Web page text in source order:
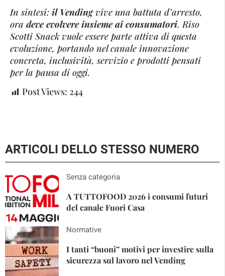
In sintesi: il Vendingvive una battuta d’arresto,
ora deve evolvere insieme ai consumatori. Riso
Scotti Snack vuole essere parte attiva di questa
evoluzione, portando nel canale innovazione
concreta, inclusività, servizio e prodotti pensati
per la pausa di oggi.
Post Views: 244
ARTICOLI DELLO STESSO NUMERO
Senza categoria
A TUTTOFOOD 2026 i consumi futuri
del canale Fuori Casa
Normative
I tanti “buoni” motivi per investire sulla
sicurezza sul lavoro nel Vending